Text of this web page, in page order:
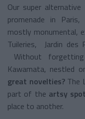
Our super
promenade in
mostly monumental,
Tuileries, Jardin des
Without
Kawamata, nestled
great novelties? The
part of the artsy
place to another.